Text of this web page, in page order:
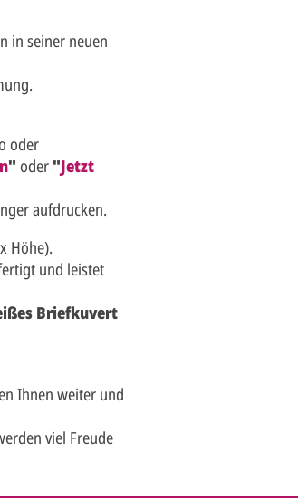
in seiner neuen
oder
" oder"Jetzt
aufdrucken.
Höhe).
und leistet
Briefkuvert
Ihnen weiter und
viel Freude